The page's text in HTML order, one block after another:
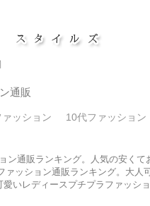
通販
ッション 10代ファッション
ン通販ランキング。人気の安くて
ァッション通販ランキング。大
いレディースプチプラファッシ